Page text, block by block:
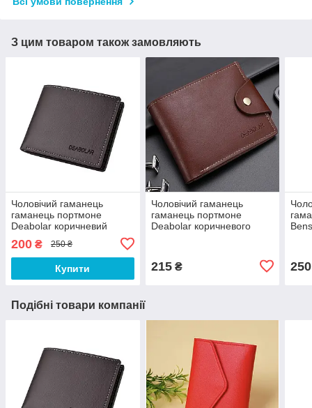
З цим товаром також замовляють
Чоловічий гаманець
гаманець портмоне
Deabolar коричневий
200 ₴ 250 ₴
Купити
Чоловічий гаманець
гаманець портмоне
Deabolar коричневого
215₴ 250
Подібні товари компанії